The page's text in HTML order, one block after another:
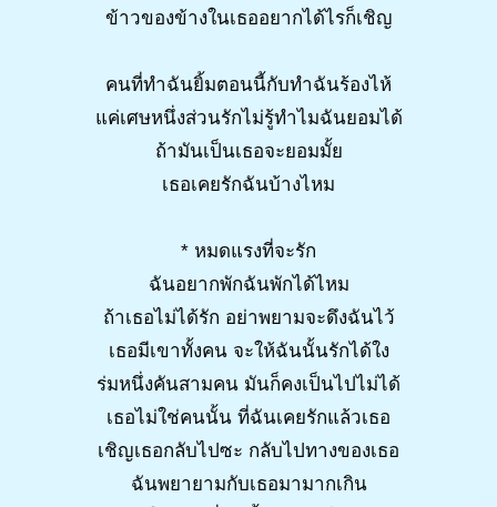
ข้าวของข้างในเธออยากได้ไรก็เชิญ
คนที่ทำฉันยิ้มตอนนี้กับทำฉันร้องไห้
แค่เศษหนึ่งส่วนรักไม่รู้ทำไมฉันยอมได้
ถ้ามันเป็นเธอจะยอมมั้ย
เธอเคยรักฉันบ้างไหม
* หมดแรงที่จะรัก
ฉันอยากพักฉันพักได้ไหม
ถ้าเธอไม่ได้รัก อย่าพยามจะดึงฉันไว้
เธอมีเขาทั้งคน จะให้ฉันนั้นรักได้ใง
ร่มหนึ่งคันสามคน มันก็คงเป็นไปไม่ได้
เธอไม่ใช่คนนั้น ที่ฉันเคยรักแล้วเธอ
เชิญเธอกลับไปซะ กลับไปทางของเธอ
ฉันพยายามกับเธอมามากเกิน